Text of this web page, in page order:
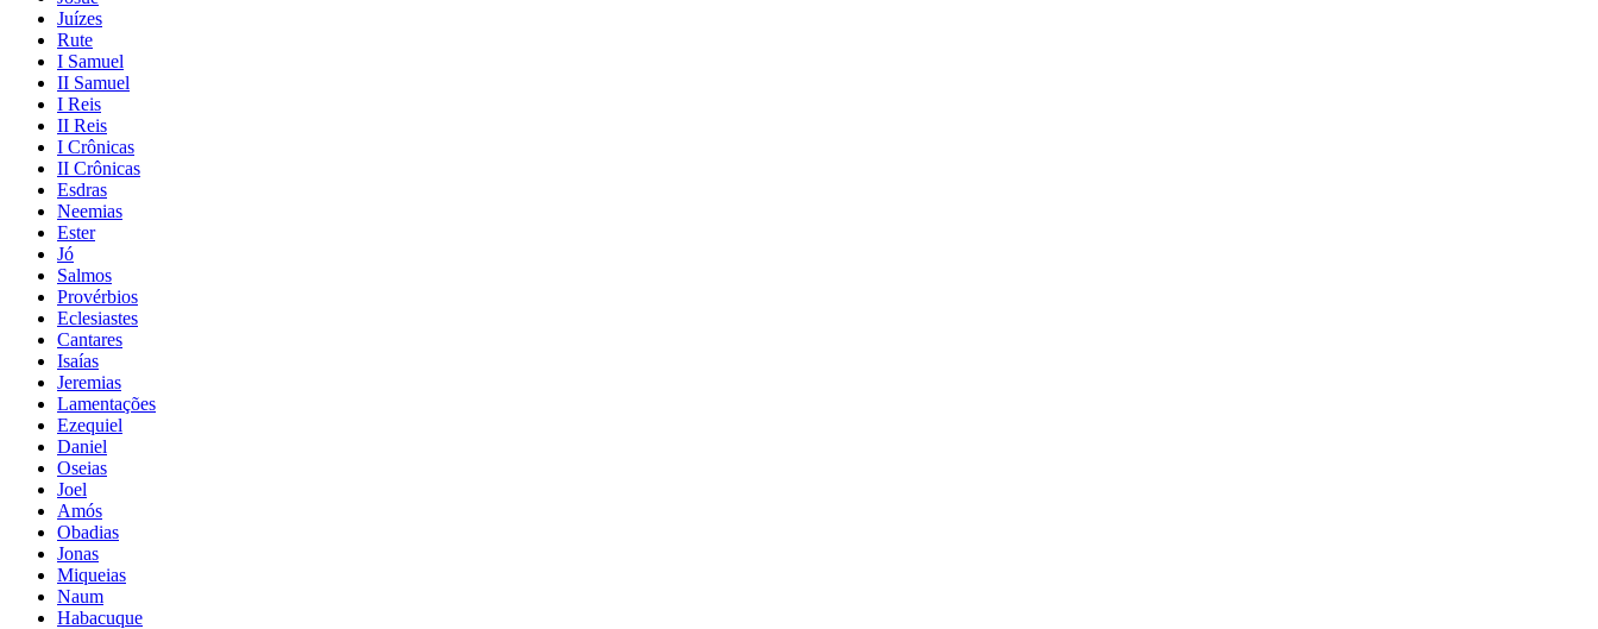
Juízes
Rute
I Samuel
II Samuel
I Reis
II Reis
I Crônicas
II Crônicas
Esdras
Neemias
Ester
Jó
Salmos
Provérbios
Eclesiastes
Cantares
Isaías
Jeremias
Lamentações
Ezequiel
Daniel
Oseias
Joel
Amós
Obadias
Jonas
Miqueias
Naum
Habacuque